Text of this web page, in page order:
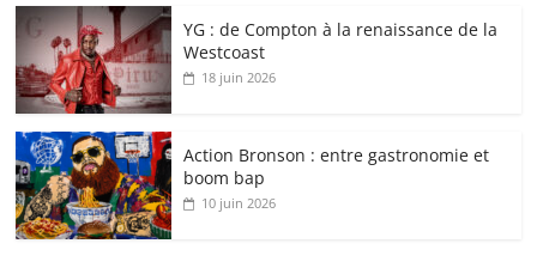
YG : de Compton à la renaissance de la
Westcoast
18 juin 2026
Action Bronson : entre gastronomie et
boom bap
10 juin 2026